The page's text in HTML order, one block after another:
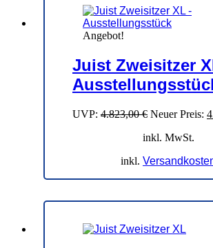
Angebot!
Juist Zweisitzer
UVP: 4.823,00 € Ursprünglicher
war:
Neuer Preis:
inkl. MwSt.
inkl.